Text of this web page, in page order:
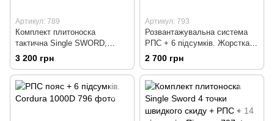
Артикул: 789
Комплект плитоноска
тактична Single SWORD,
швидке скидання 4 точки, 7
підсумків та напашник.
Піксель.
3 200 грн
Артикул: 793
Розвантажувальна система
РПС + 6 підсумків. Жорстка
основа.
2 700 грн